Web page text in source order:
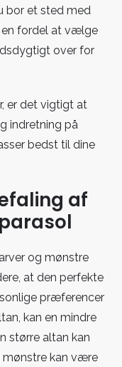
bor et sted med
fordel at vælge
over for
er det vigtigt at
indretning på
bedst til dine
af
og mønstre
at den perfekte
præferencer
kan en mindre
større altan kan
mønstre kan være